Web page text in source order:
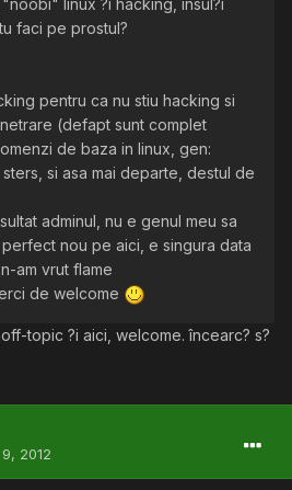
faci pe prostul?
pentru ca nu stiu hacking si
(defapt sunt complet
de baza in linux, gen:
si asa mai departe, destul de
adminul, nu e genul meu sa
perfect nou pe aici, e singura data
am vrut flame
de welcome
topic ?i aici, welcome. încearc? s?
2012